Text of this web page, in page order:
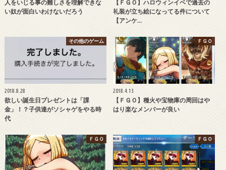
人をいじる事の難しさを理解できな
い奴が面白いわけないだろう
【ＦＧＯ】ハロウィンイベで過去の
礼装が立ち絵になってる件について
【アンケ…
その他のゲーム
2018.8.28
欲しい誕生日プレゼントは「課
金」！？子供達がソシャゲをやる時
代
ＦＧＯ
2018.4.13
【ＦＧＯ】種火や宝物庫の周回はや
はり楽なメンバーが良い
ＦＧＯ ＦＧＯ